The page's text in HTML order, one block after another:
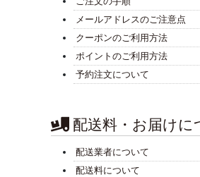
メールアドレスのご注意点
クーポンのご利用方法
ポイントのご利用方法
予約注文について
配送料・お届けに
配送業者について
配送料について